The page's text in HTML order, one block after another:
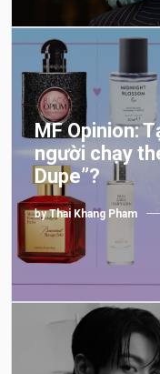
MF Opinion:
người chạy
Dupe”?
byThai Khang Pham